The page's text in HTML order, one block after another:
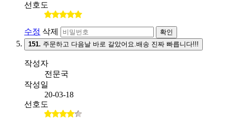
선호도
수정 삭제
확인
151. 주문하고 다음날 바로 갈았어요.배송 진짜 빠릅니다!!!
작성자
전문국
작성일
20-03-18
선호도